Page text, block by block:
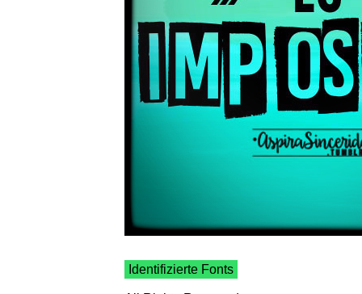
Identifizierte Fonts